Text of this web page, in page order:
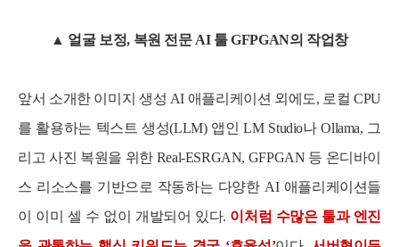
▲ 얼굴 보정, 복원 전문 AI 툴 GFPGAN의 작업창
앞서 소개한 이미지 생성 AI 애플리케이션 외에도, 로컬 CPU
를 활용하는 텍스트 생성(LLM) 앱인 LM Studio나 Ollama, 그
리고 사진 복원을 위한 Real-ESRGAN, GFPGAN 등 온디바이
스 리소스를 기반으로 작동하는 다양한 AI 애플리케이션들
이 이미 셀 수 없이 개발되어 있다. 이처럼 수많은 툴과 엔진